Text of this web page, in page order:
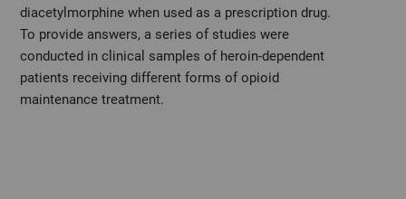
diacetylmorphine when used as a prescription drug.
To provide answers, a series of studies were
conducted in clinical samples of heroin-dependent
patients receiving different forms of opioid
maintenance treatment.